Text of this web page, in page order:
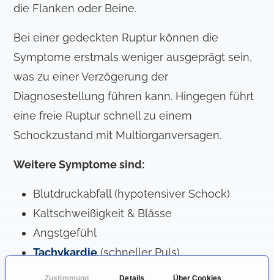
die Flanken oder Beine.
Bei einer gedeckten Ruptur können die
Symptome erstmals weniger ausgeprägt sein,
was zu einer Verzögerung der
Diagnosestellung führen kann. Hingegen führt
eine freie Ruptur schnell zu einem
Schockzustand mit Multiorganversagen.
Weitere Symptome sind:
Blutdruckabfall (hypotensiver Schock)
Kaltschweißigkeit & Blässe
Angstgefühl
Tachykardie(schneller Puls)
Bewusstseinsverlust oder Synkope